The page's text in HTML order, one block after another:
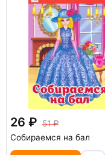
26
51
Собираемся на бал